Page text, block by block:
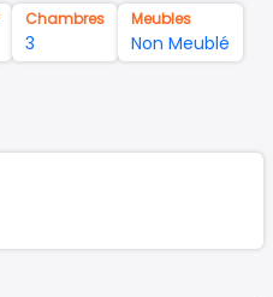
Chambres
3
Meubles
Non Meublé